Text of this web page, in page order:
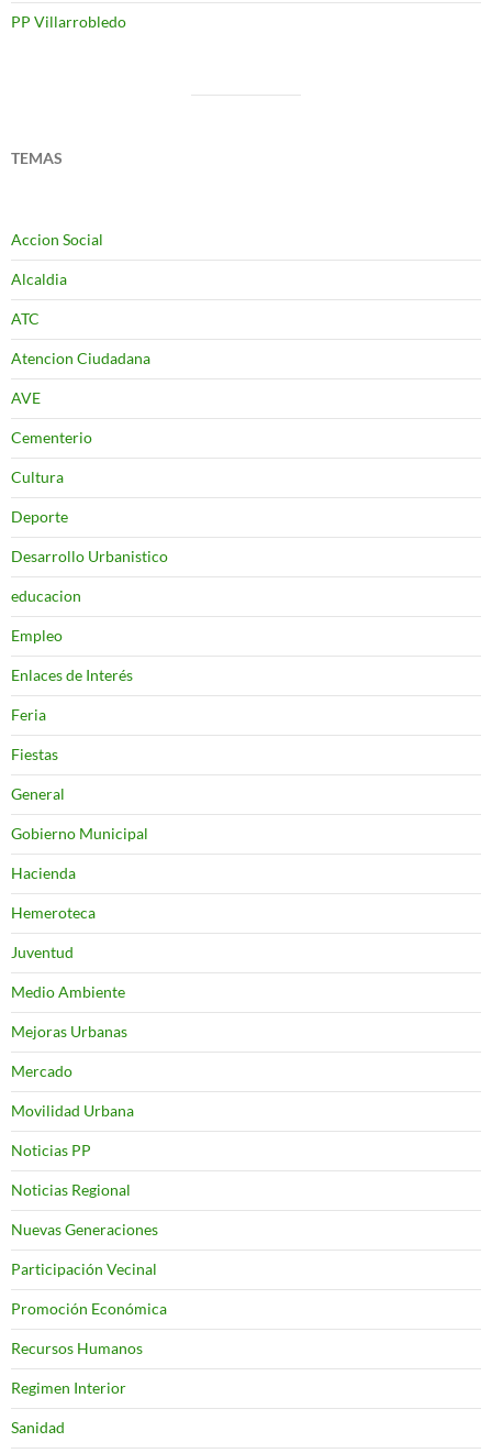
PP Villarrobledo
TEMAS
Accion Social
Alcaldia
ATC
Atencion Ciudadana
AVE
Cementerio
Cultura
Deporte
Desarrollo Urbanistico
educacion
Empleo
Enlaces de Interés
Feria
Fiestas
General
Gobierno Municipal
Hacienda
Hemeroteca
Juventud
Medio Ambiente
Mejoras Urbanas
Mercado
Movilidad Urbana
Noticias PP
Noticias Regional
Nuevas Generaciones
Participación Vecinal
Promoción Económica
Recursos Humanos
Regimen Interior
Sanidad